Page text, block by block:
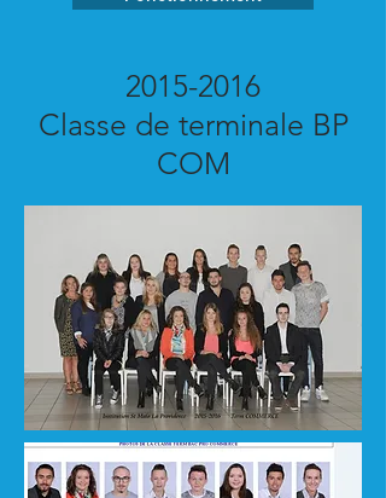
2015-2016
Classe de terminale BP
COM